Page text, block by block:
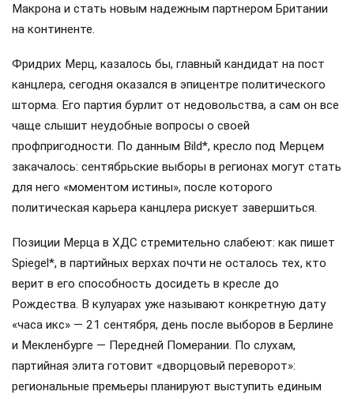
Макрона и стать новым надежным партнером Британии
на континенте.
Фридрих Мерц, казалось бы, главный кандидат на пост
канцлера, сегодня оказался в эпицентре политического
шторма. Его партия бурлит от недовольства, а сам он все
чаще слышит неудобные вопросы о своей
профпригодности. По данным Bild*, кресло под Мерцем
закачалось: сентябрьские выборы в регионах могут стать
для него «моментом истины», после которого
политическая карьера канцлера рискует завершиться.
Позиции Мерца в ХДС стремительно слабеют: как пишет
Spiegel*, в партийных верхах почти не осталось тех, кто
верит в его способность досидеть в кресле до
Рождества. В кулуарах уже называют конкретную дату
«часа икс» — 21 сентября, день после выборов в Берлине
и Мекленбурге — Передней Померании. По слухам,
партийная элита готовит «дворцовый переворот»:
региональные премьеры планируют выступить единым